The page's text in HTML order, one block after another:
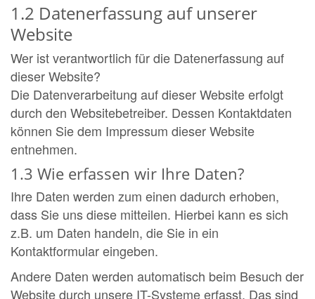
1.2 Datenerfassung auf unserer
Website
Wer ist verantwortlich für die Datenerfassung auf
dieser Website?
Die Datenverarbeitung auf dieser Website erfolgt
durch den Websitebetreiber. Dessen Kontaktdaten
können Sie dem Impressum dieser Website
entnehmen.
1.3 Wie erfassen wir Ihre Daten?
Ihre Daten werden zum einen dadurch erhoben,
dass Sie uns diese mitteilen. Hierbei kann es sich
z.B. um Daten handeln, die Sie in ein
Kontaktformular eingeben.
Andere Daten werden automatisch beim Besuch der
Website durch unsere IT-Systeme erfasst. Das sind